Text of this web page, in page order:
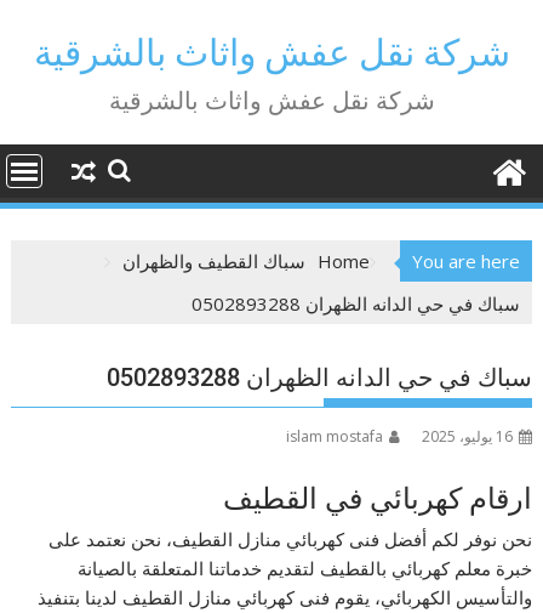
contentشركة نقل عفش واثاث بالشرقية
شركة نقل عفش واثاث بالشرقية
You are here
Home سباك القطيف والظهران
سباك في حي الدانه الظهران 0502893288
سباك في حي الدانه الظهران 0502893288
16 يوليو، 2025 islam mostafa
ارقام كهربائي في القطيف
نحن نوفر لكم أفضل فنى كهربائي منازل القطيف، نحن نعتمد على
خبرة معلم كهربائي بالقطيف لتقديم خدماتنا المتعلقة بالصيانة
والتأسيس الكهربائي، يقوم فنى كهربائي منازل القطيف لدينا بتنفيذ